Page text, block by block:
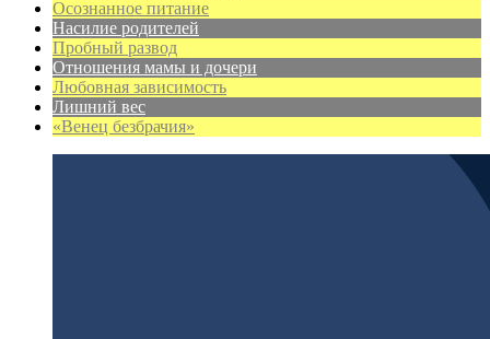
Осознанное питание
Насилие родителей
Пробный развод
Отношения мамы и дочери
Любовная зависимость
Лишний вес
«Венец безбрачия»